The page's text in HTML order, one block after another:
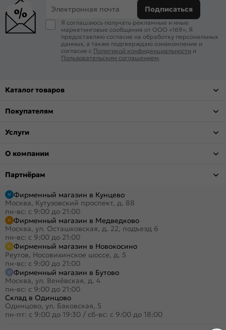
Электронная почта Подписаться
Я соглашаюсь получать рекламные и иные
маркетинговые сообщения от ООО «169». Я
предоставляю согласие на обработку персональных
данных, а также подтверждаю ознакомление и
согласие с Политикой конфиденциальности и
Пользовательским соглашением.
Каталог товаров
Покупателям
Услуги
О компании
Партнёрам
Фирменный магазин в Кунцево
Москва, Кутузовский проспект, д. 88
пн-вс: с 9:00 до 21:00
Фирменный магазин в Медведково
Москва, ул. Осташковская, д. 22, подъезд 6
пн-вс: с 9:00 до 21:00
Фирменный магазин в Новокосино
Реутов, Носовихинское шоссе, д. 5
пн-вс: с 9:00 до 21:00
Фирменный магазин в Бутово
Москва, ул. Венёвская, д. 4
пн-вс: с 9:00 до 21:00
Склад в Одинцово
Одинцово, ул. Баковская, 5
пн-пт: с 9:00 до 19:30 / сб-вс: с 9:00 до 18:00